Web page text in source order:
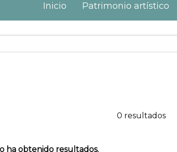
Inicio Patrimonio artístico
0 resultados
ha obtenido resultados.